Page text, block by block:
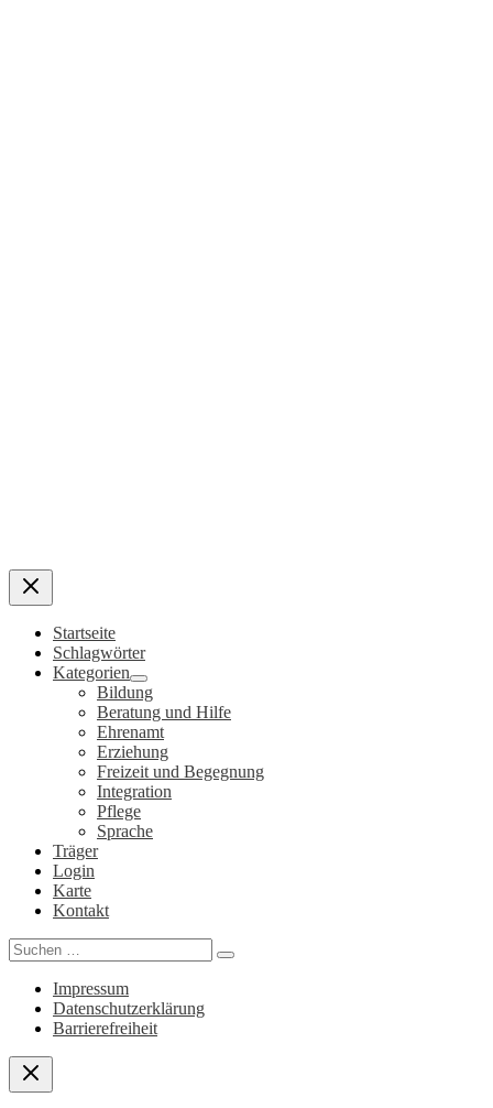
Startseite
Schlagwörter
Kategorien
Bildung
Beratung und Hilfe
Ehrenamt
Erziehung
Freizeit und Begegnung
Integration
Pflege
Sprache
Träger
Login
Karte
Kontakt
Search
for:
Impressum
Datenschutzerklärung
Barrierefreiheit